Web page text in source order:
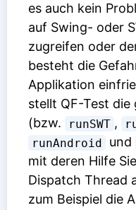
es auch kein
auf Swing- oder
zugreifen oder
besteht die
Applikation
stellt QF-Test die
(bzw. runSWT ,
runAndroid und
mit deren Hilfe
Dispatch Thread
zum Beispiel die